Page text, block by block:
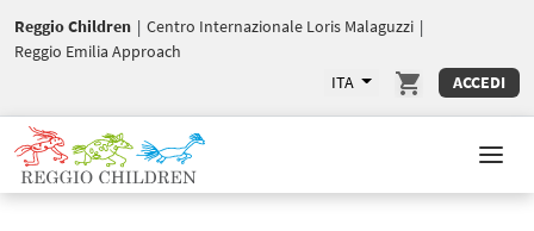
Reggio Children | Centro Internazionale Loris Malaguzzi |
Reggio Emilia Approach
ITA
ACCEDI